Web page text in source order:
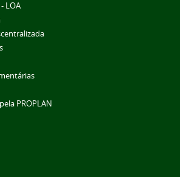
LOA
PROPLAN